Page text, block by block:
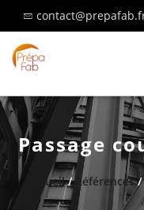
SAVOIR-FAIRE
Passage
Accueil/Références/